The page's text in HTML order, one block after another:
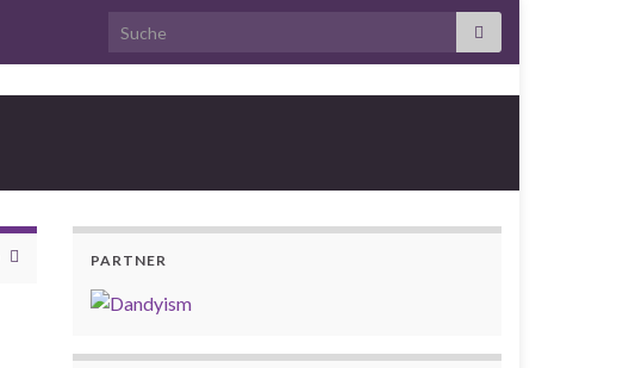
Search for:
PARTNER